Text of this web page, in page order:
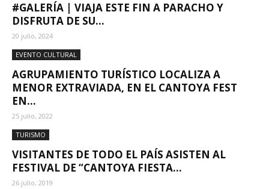
#GALERÍA | VIAJA ESTE FIN A PARACHO Y
DISFRUTA DE SU...
20 julio, 2024
EVENTO CULTURAL
AGRUPAMIENTO TURÍSTICO LOCALIZA A
MENOR EXTRAVIADA, EN EL CANTOYA FEST
EN...
25 julio, 2022
TURISMO
VISITANTES DE TODO EL PAÍS ASISTEN AL
FESTIVAL DE “CANTOYA FIESTA...
26 julio, 2019